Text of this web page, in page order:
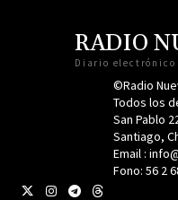
RADIO
Diario electrónico
©Radio
Todos los
San Pablo
Santiago,
Email :
Fono: 56 2